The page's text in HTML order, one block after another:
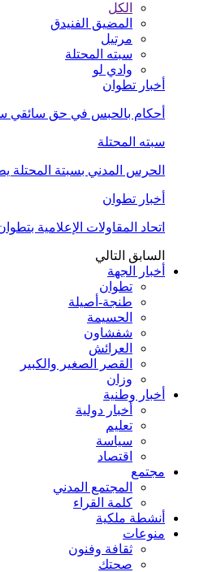
الكل
المضيق الفنيدق
مرتيل
سبته المحتلة
وادي لو
أخبار تطوان
أحكام بالحبس في حق سائقي
سبته المحتلة
الحرس المدني بسبتة المحتلة
أخبار تطوان
اتحاد المقاولات الإعلامية
السابق التالي
أخبار الجهة
تطوان
طنجة-أصيلة
الحسيمة
شفشاون
العرائش
القصر الصغير والكبير
وزان
أخبار وطنية
أخبار دولية
تعليم
سياسة
اقتصاد
مجتمع
المجتمع المدني
كلمة القراء
أنشطة ملكية
منوعات
ثقافة وفنون
صحتك